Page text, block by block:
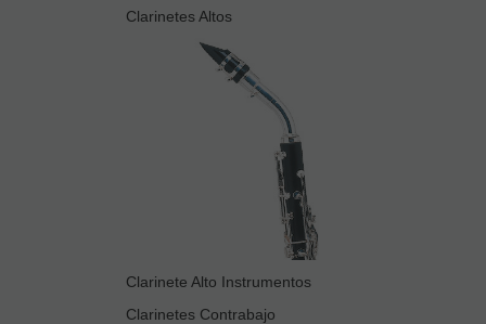
Clarinetes Altos
Clarinete Alto Instrumentos
Clarinetes Contrabajo